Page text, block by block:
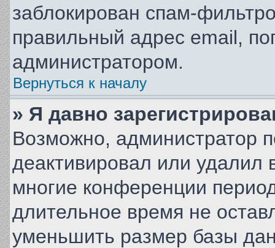
заблокирован спам-
правильный адрес email,
администратором.
Вернуться к началу
» Я давно
Возможно, администратор
деактивировал или удалил
многие конференции
длительное время не
уменьшить размер базы